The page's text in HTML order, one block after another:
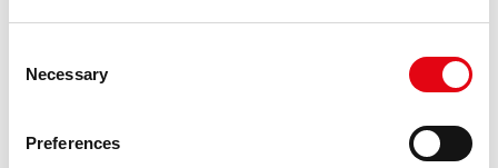
Selection
Necessary
Preferences